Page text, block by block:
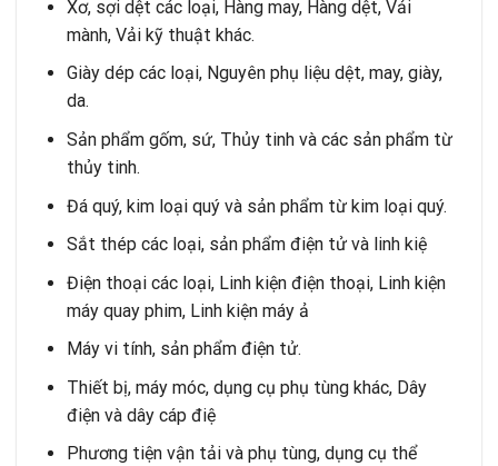
Xơ, sợi dệt các loại, Hàng may, Hàng dệt, Vải
mành, Vải kỹ thuật khác.
Giày dép các loại, Nguyên phụ liệu dệt, may, giày,
da.
Sản phẩm gốm, sứ, Thủy tinh và các sản phẩm từ
thủy tinh.
Đá quý, kim loại quý và sản phẩm từ kim loại quý.
Sắt thép các loại, sản phẩm điện tử và linh kiệ
Điện thoại các loại, Linh kiện điện thoại, Linh kiện
máy quay phim, Linh kiện máy ả
Máy vi tính, sản phẩm điện tử.
Thiết bị, máy móc, dụng cụ phụ tùng khác, Dây
điện và dây cáp điệ
Phương tiện vận tải và phụ tùng, dụng cụ thể